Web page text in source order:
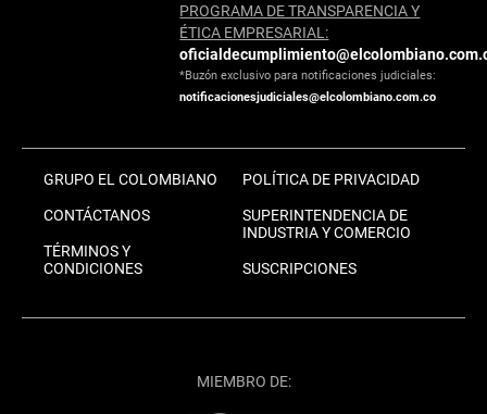
PROGRAMA DE TRANSPARENCIA Y
ÉTICA EMPRESARIAL:
*Buzón exclusivo para notificaciones judiciales:
notificacionesjudiciales@elcolombiano.com.co
GRUPO EL COLOMBIANO
CONTÁCTANOS
TÉRMINOS Y
CONDICIONES
POLÍTICA DE PRIVACIDAD
SUPERINTENDENCIA DE
INDUSTRIA Y COMERCIO
SUSCRIPCIONES
MIEMBRO DE: